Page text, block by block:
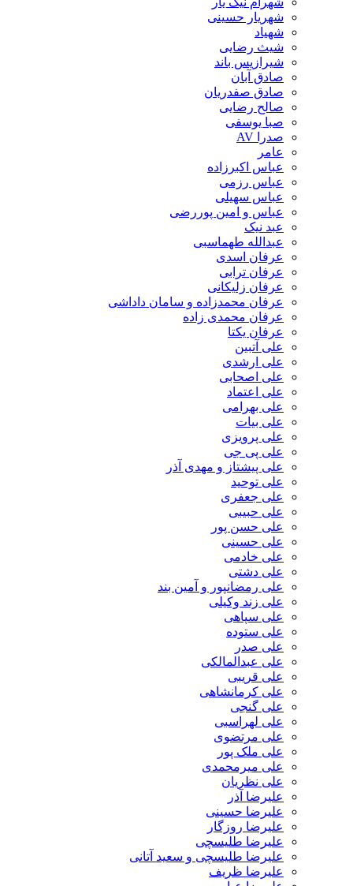
شهریار حسینی
شهیاد
شیث رضایی
شیرازیس باند
صادق آبان
صادق صفدریان
صالح رضایی
صبا یوسفی
صدرا AV
عامر
عباس اکبرزاده
عباس رزمی
عباس سهیلی
عباس و امین پوررضی
عبد نیک
عبدالله طهماسبی‎
عرفان اسدی
عرفان ترابی
عرفان زلیکانی
عرفان محمدزاده و سامان داداشی
عرفان محمدی زاده
عرفان یکتا
علی آتبین
علی ارشدی
علی اصحابی
علی اعتماد
علی بهرامی
علی بیات
علی پرویزی
علی پی جی
علی پیشتاز و مهدی آذر
علی توحید
علی جعفری
علی حبیبی
علی حسن پور
علی حسینی
علی خادمی
علی دشتی
علی رمضانپور و آمین بند
علی زند وکیلی
علی سپاهی
علی ستوده
علی صدر
علی عبدالمالکی
علی قریبی
علی کرمانشاهی
علی گنجی
علی لهراسبی
علی مرتضوی
علی ملک پور
علی میرمحمدی
علی نظریان
علیرضا آذر
علیرضا حسینی
علیرضا روزگار
علیرضا طلیسچی
علیرضا طلیسچی و سعید آتانی
علیرضا ظریف